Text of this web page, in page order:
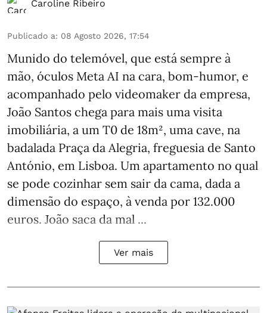
Caroline Ribeiro
Publicado a: 08 Agosto 2026, 17:54
Munido do telemóvel, que está sempre à
mão, óculos Meta AI na cara, bom-humor, e
acompanhado pelo videomaker da empresa,
João Santos chega para mais uma visita
imobiliária, a um T0 de 18m², uma cave, na
badalada Praça da Alegria, freguesia de Santo
António, em Lisboa. Um apartamento no qual
se pode cozinhar sem sair da cama, dada a
dimensão do espaço, à venda por 132.000
euros. João saca da mal ...
Ver mais